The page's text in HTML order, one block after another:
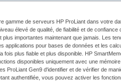
gamme de serveurs HP ProLiant dans votre
élevé de qualité, de fiabilité et de
importantes maintenant que jamais. Les
applications pour bases de données et les
fois plus fiable et plus disponible. HP
disponibles uniquement avec une
ProLiant Gen9 d'identifier et de vérifier de
authentifiée, vous pouvez activer les